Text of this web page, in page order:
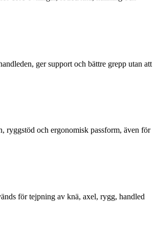
ger support och bättre grepp utan att
ryggstöd och ergonomisk passform, även för
för tejpning av knä, axel, rygg, handled